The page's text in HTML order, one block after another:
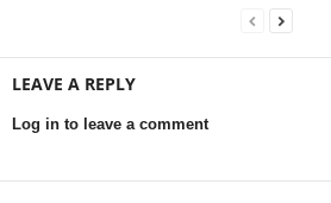
LEAVE A REPLY
Log in to leave a comment